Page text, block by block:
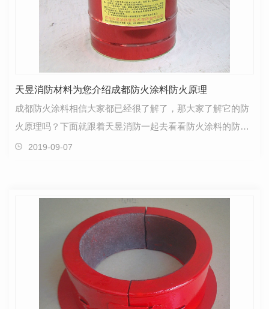
天昱消防材料为您介绍成都防火涂料防火原理
成都防火涂料相信大家都已经很了解了，那大家了解它的防
火原理吗？下面就跟着天昱消防一起去看看防火涂料的防火
原理吧。防火涂料的防火原理大致可归纳为以下五点：…
2019-09-07